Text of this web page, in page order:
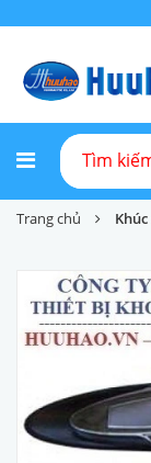
Trang chủ